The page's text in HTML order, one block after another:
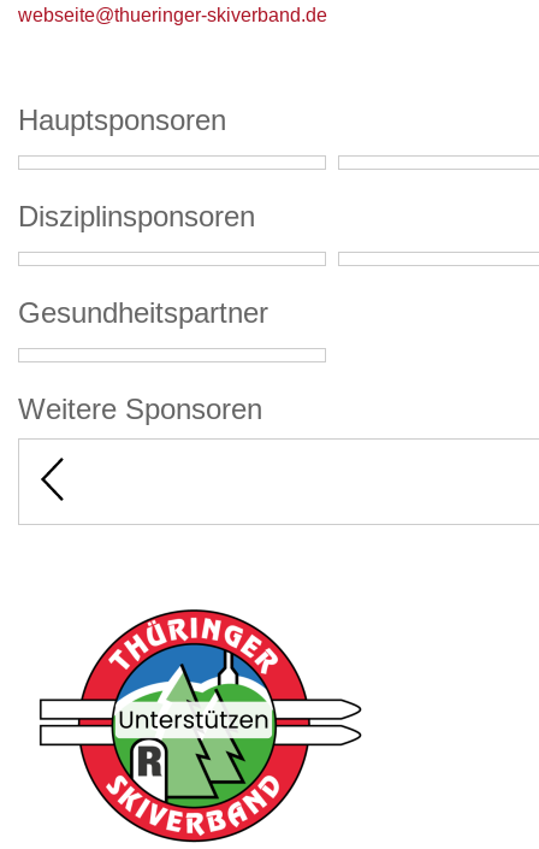
webseite@thueringer-skiverband.de
Hauptsponsoren
Disziplinsponsoren
Gesundheitspartner
Weitere Sponsoren